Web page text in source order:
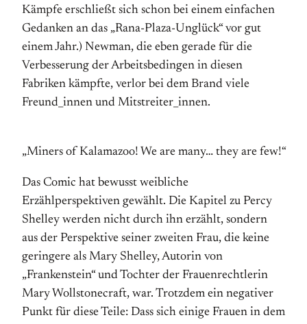
Kämpfe erschließt sich schon bei einem einfachen
Gedanken an das „Rana-Plaza-Unglück“ vor gut
einem Jahr.) Newman, die eben gerade für die
Verbesserung der Arbeitsbedingen in diesen
Fabriken kämpfte, verlor bei dem Brand viele
Freund_innen und Mitstreiter_innen.
„Miners of Kalamazoo! We are many… they are few!“
Das Comic hat bewusst weibliche
Erzählperspektiven gewählt. Die Kapitel zu Percy
Shelley werden nicht durch ihn erzählt, sondern
aus der Perspektive seiner zweiten Frau, die keine
geringere als Mary Shelley, Autorin von
„Frankenstein“ und Tochter der Frauenrechtlerin
Mary Wollstonecraft, war. Trotzdem ein negativer
Punkt für diese Teile: Dass sich einige Frauen in dem